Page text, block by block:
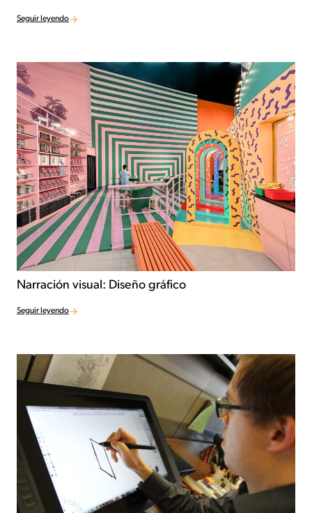
Seguir leyendo
Narración visual: Diseño gráfico
Seguir leyendo